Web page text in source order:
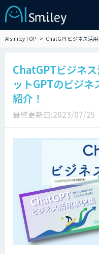
AIsmiley TOP ChatGPTビジネス活
ChatGPTビジネ
ットGPTのビジ
紹介！
最終更新日:2023/07/25